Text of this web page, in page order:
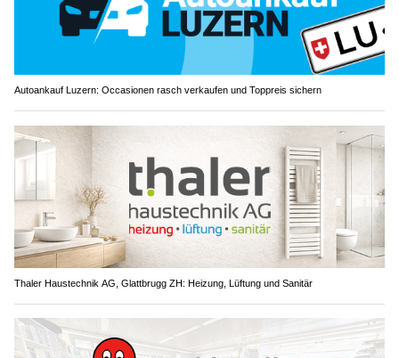
Autoankauf Luzern: Occasionen rasch verkaufen und Toppreis sichern
Thaler Haustechnik AG, Glattbrugg ZH: Heizung, Lüftung und Sanitär